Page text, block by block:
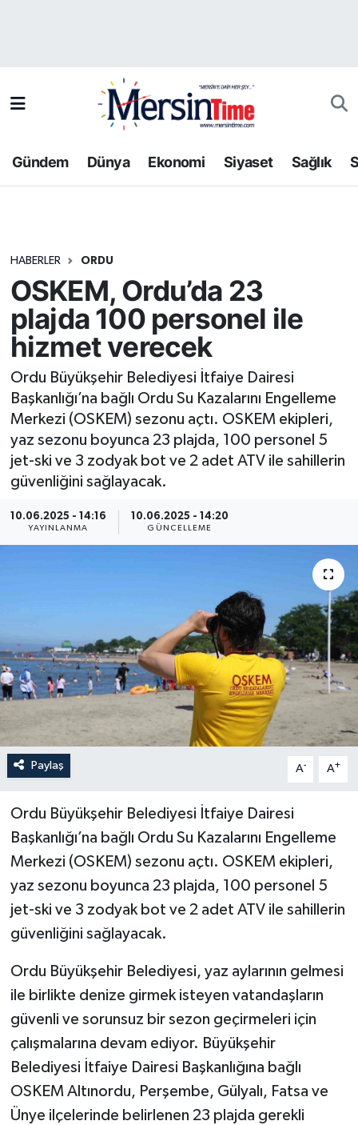
Gündem Dünya Ekonomi Siyaset Sağlık
HABERLER ORDU
OSKEM, Ordu’da 23
plajda 100 personel ile
hizmet verecek
Ordu Büyükşehir Belediyesi İtfaiye Dairesi
Başkanlığı’na bağlı Ordu Su Kazalarını Engelleme
Merkezi (OSKEM) sezonu açtı. OSKEM ekipleri,
yaz sezonu boyunca 23 plajda, 100 personel 5
jet-ski ve 3 zodyak bot ve 2 adet ATV ile sahillerin
güvenliğini sağlayacak.
10.06.2025 - 14:16
YAYINLANMA
10.06.2025 - 14:20
GÜNCELLEME
Paylaş A- A+
Ordu Büyükşehir Belediyesi İtfaiye Dairesi
Başkanlığı’na bağlı Ordu Su Kazalarını Engelleme
Merkezi (OSKEM) sezonu açtı. OSKEM ekipleri,
yaz sezonu boyunca 23 plajda, 100 personel 5
jet-ski ve 3 zodyak bot ve 2 adet ATV ile sahillerin
güvenliğini sağlayacak.
Ordu Büyükşehir Belediyesi, yaz aylarının gelmesi
ile birlikte denize girmek isteyen vatandaşların
güvenli ve sorunsuz bir sezon geçirmeleri için
çalışmalarına devam ediyor. Büyükşehir
Belediyesi İtfaiye Dairesi Başkanlığına bağlı
OSKEM Altınordu, Perşembe, Gülyalı, Fatsa ve
Ünye ilçelerinde belirlenen 23 plajda gerekli
Bilim-Teknoloji
Dünya
Ekonomi
Gündem
Kültür-Sanat
Resmi İlan
Sağlık
Siyaset
Spor
Trafik Durumu
Tüm Manşetler
Haber Arşivi